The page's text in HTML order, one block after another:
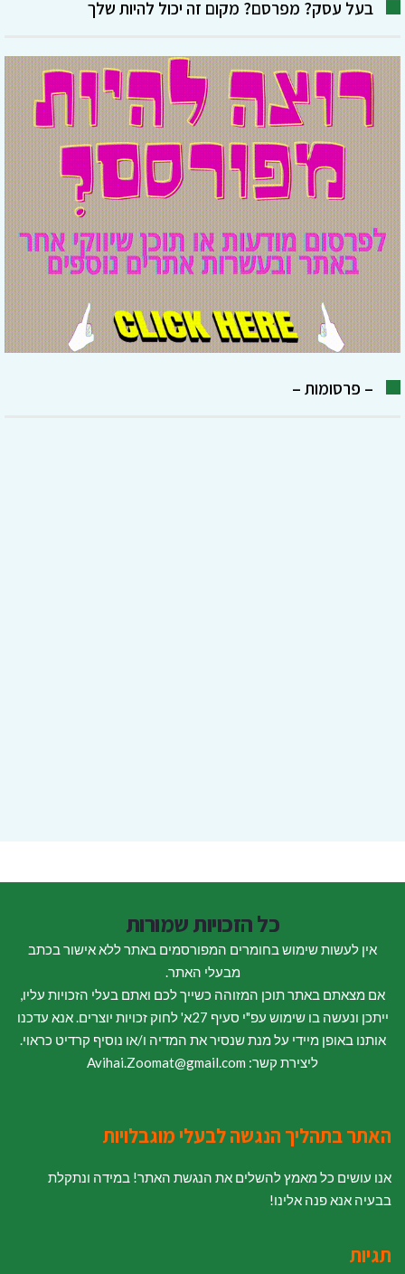
בעל עסק? מפרסם? מקום זה יכול להיות שלך
– פרסומות –
כל הזכויות שמורות
אין לעשות שימוש בחומרים המפורסמים באתר ללא אישור בכתב
מבעלי האתר.
אם מצאתם באתר תוכן המזוהה כשייך לכם ואתם בעלי הזכויות עליו,
ייתכן ונעשה בו שימוש עפ"י סעיף 27א' לחוק זכויות יוצרים. אנא עדכנו
אותנו באופן מיידי על מנת שנסיר את המדיה ו/או נוסיף קרדיט כראוי.
ליצירת קשר: Avihai.Zoomat@gmail.com
האתר בתהליך הנגשה לבעלי מוגבלויות
אנו עושים כל מאמץ להשלים את הנגשת האתר! במידה ונתקלת
בבעיה אנא פנה אלינו!
תגיות